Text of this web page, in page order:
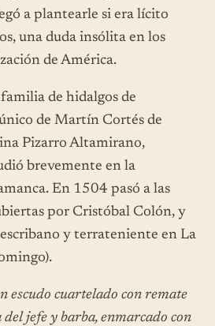
a plantearle si era lícito
una duda insólita en los
de América.
de hidalgos de
de Martín Cortés de
Pizarro Altamirano,
brevemente en la
En 1504 pasó a las
por Cristóbal Colón, y
y terrateniente en La
escudo cuartelado con remate
jefe y barba, enmarcado con